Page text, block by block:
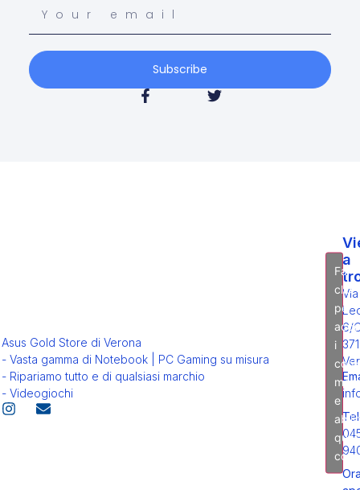
Subscribe
Asus Gold Store di Verona
- Vasta gamma di Notebook | PC Gaming su misura
- Ripariamo tutto e di qualsiasi marchio
- Videogiochi
a
Via
6/
Fai
clic
per
i
e